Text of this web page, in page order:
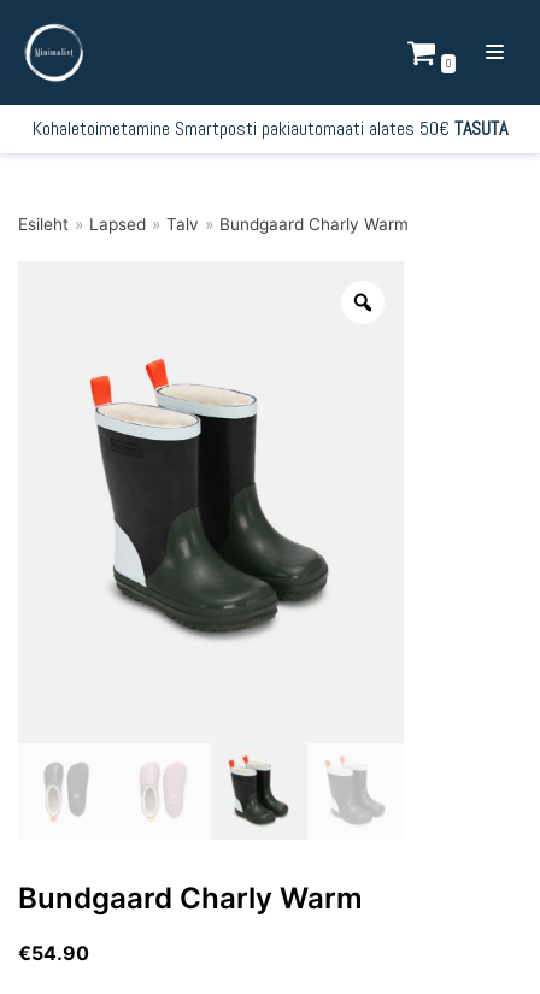
Mine
sisu
0
Kohaletoimetamine Smartposti pakiautomaati alates 50€ TASUTA
Esileht » Lapsed » Talv » Bundgaard Charly Warm
Bundgaard Charly Warm
€54.90